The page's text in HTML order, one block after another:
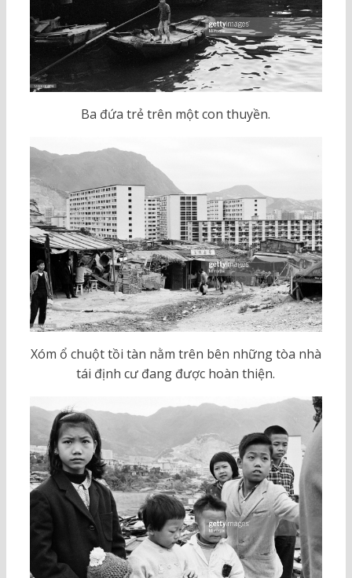
Ba đứa trẻ trên một con thuyền.
Xóm ổ chuột tồi tàn nằm trên bên những tòa nhà
tái định cư đang được hoàn thiện.